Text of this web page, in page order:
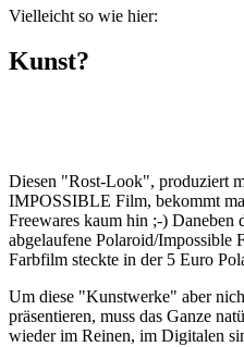
Vielleicht so wie hier:
Kunst?
Diesen "Rost-Look", produziert
IMPOSSIBLE Film, bekommt
Freewares kaum hin ;-) Daneben
abgelaufene Polaroid/
Farbfilm steckte in der 5 Euro
Um diese "Kunstwerke" aber
präsentieren, muss das Ganze
wieder im Reinen, im Digitalen